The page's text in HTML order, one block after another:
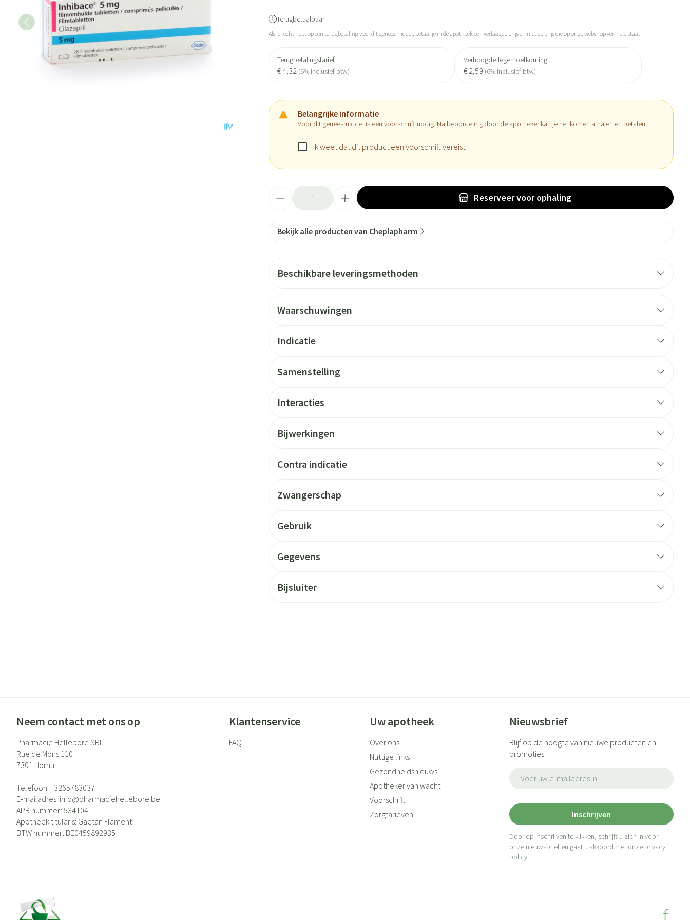
Terugbetaalbaar
Als je recht hebt op een terugbetaling voor dit geneesmiddel, betaal je in de apotheek een verlaagde prijs en niet de prijs die op onze webshop vermeld staat.
Terugbetalingstarief
€ 4,32 (6% inclusief btw)
Verhoogde tegemoetkoming
€ 2,59 (6% inclusief btw)
Belangrijke informatie
Voor dit geneesmiddel is een voorschrift nodig. Na beoordeling door de apotheker kan je het komen afhalen en betalen.
Ik weet dat dit product een voorschrift vereist.
Reserveervoor ophaling
Bekijk alle producten van Cheplapharm
Beschikbare leveringsmethoden
Waarschuwingen
Indicatie
Samenstelling
Interacties
Bijwerkingen
Contra indicatie
Zwangerschap
Gebruik
Gegevens
Bijsluiter
Neem contact met ons op
Pharmacie Hellebore SRL
Rue de Mons 110
7301 Hornu
Telefoon: +3265783037
E-mailadres: info@pharmaciehellebore.be
APB nummer: 534104
Apotheek titularis: Gaëtan Flament
BTW nummer: BE0459892935
Klantenservice
FAQ
Uw apotheek
Over ons
Nuttige links
Gezondheidsnieuws
Apotheker van wacht
Voorschrift
Zorgtarieven
Nieuwsbrief
Blijf op de hoogte van nieuwe producten en
promoties
Inschrijven
Door op inschrijven te klikken, schrijft u zich in voor
onze nieuwsbrief en gaat u akkoord met onze privacy
policy.